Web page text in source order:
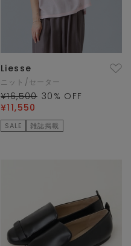
Liesse
ニット/セーター
¥16,500 30 % OFF
¥11,550
SALE 雑誌掲載